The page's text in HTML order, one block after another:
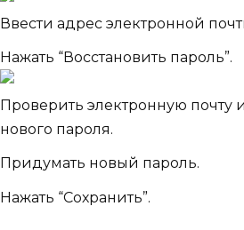
Ввести адрес электронной
Нажать “Восстановить пароль”.
Проверить электронную почту
нового пароля.
Придумать новый пароль.
Нажать “Сохранить”.